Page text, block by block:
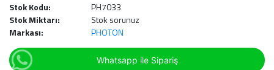
Stok Kodu:
PH7033
Stok Miktarı:
Stok sorunuz
Markası:
PHOTON
Whatsapp ile Sipariş